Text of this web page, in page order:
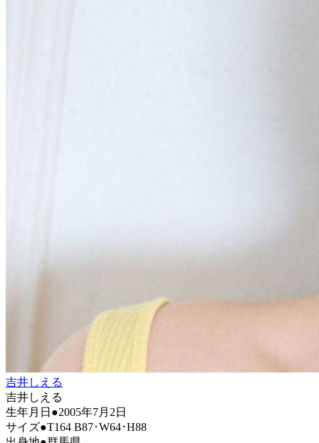
吉井しえる
吉井しえる
生年月日●2005年7月2日
サイズ●T164 B87･W64･H88